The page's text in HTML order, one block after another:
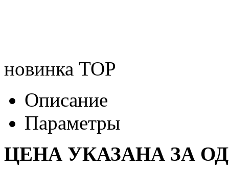
новинка TOP
Описание
Параметры
ЦЕНА УКАЗАНА ЗА